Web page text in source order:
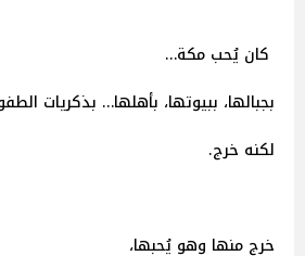
كان يُحب مكة…
بجبالها، ببيوتها، بأهلها… بذكريات
لكنه خرج.
خرج منها وهو يُحبها،